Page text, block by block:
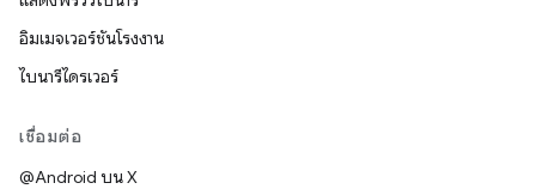
อิมเมจเวอร์ชันโรงงาน
ไบนารีไดรเวอร์
เชื่อมต่อ
@Android บน X